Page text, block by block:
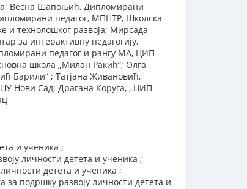
Весна Шапоњић, Дипломирани
педагог, МПНТР, Школска
и технолошког развоја; Мирсада
за интерактивну педагогију,
педагог и рангу МА, ЦИП-
школа „Милан Ракић“; Олга
Барили“ ; Татјана Живановић,
Нови Сад; Драгана Коруга, , ЦИП-
и ученика ;
личности детета и ученика ;
детета и ученика ;
подршку развоју личности детета и